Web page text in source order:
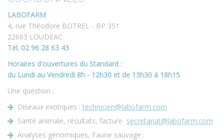
LABOFARM
4, rue Théodore BOTREL - BP 351
22603 LOUDEAC
Tél. 02 96 28 63 43
Horaires d'ouvertures du Standard :
du Lundi au Vendredi 8h - 12h30 et de 13h30 à 18h15
Une question :
Oiseaux exotiques : technicien@labofarm.com
Santé animale, résultats, facture secretariat@labofarm.com
Analyses génomiques, Faune sauvage :